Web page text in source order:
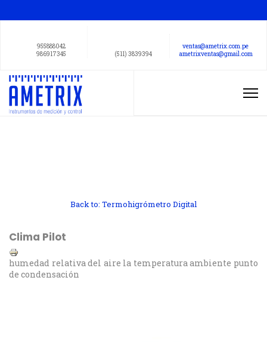
955888042
986917345
(511) 3839394
ventas@ametrix.com.pe
ametrixventas@gmail.com
Back to: Termohigrómetro Digital
Clima Pilot
humedad relativa del aire la temperatura ambiente punto
de condensación